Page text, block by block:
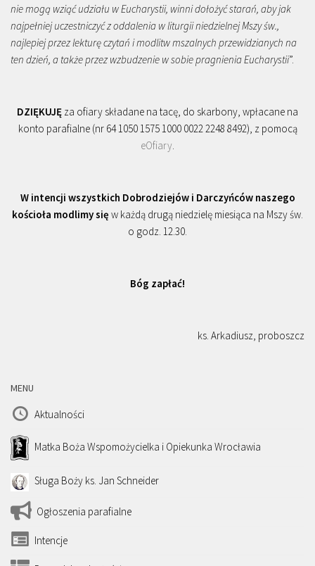
nie mogą wziąć udziału w Eucharystii, winni dołożyć starań, aby jak
najpełniej uczestniczyć z oddalenia w liturgii niedzielnej Mszy św.,
najlepiej przez lekturę czytań i modlitw mszalnych przewidzianych na
ten dzień, a także przez wzbudzenie w sobie pragnienia Eucharystii”.
DZIĘKUJĘ za ofiary składane na tacę, do skarbony, wpłacane na
konto parafialne (nr 64 1050 1575 1000 0022 2248 8492), z pomocą
eOfiary.
W intencji wszystkich Dobrodziejów i Darczyńców naszego
kościoła modlimy się w każdą drugą niedzielę miesiąca na Mszy św.
o godz. 12.30.
Bóg zapłać!
ks. Arkadiusz, proboszcz
MENU
Aktualności
Matka Boża Wspomożycielka i Opiekunka Wrocławia
Sługa Boży ks. Jan Schneider
Ogłoszenia parafialne
Intencje